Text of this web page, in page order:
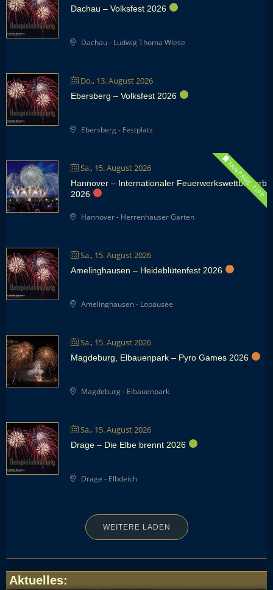
Dachau – Volksfest 2026
Dachau - Ludwig Thoma Wiese
Do., 13. August 2026
Ebersberg – Volksfest 2026
Ebersberg - Festplatz
Sa., 15. August 2026 FANPAGE-TIPP
Hannover – Internationaler Feuerwerkswettbewerb
2026
Hannover - Herrenhäuser Gärten
Sa., 15. August 2026
Amelinghausen – Heideblütenfest 2026
Amelinghausen - Lopausee
Sa., 15. August 2026
Magdeburg, Elbauenpark – Pyro Games 2026
Magdeburg - Elbauenpark
Sa., 15. August 2026
Drage – Die Elbe brennt 2026
Drage - Elbdeich
WEITERE LADEN
Aktuelles: